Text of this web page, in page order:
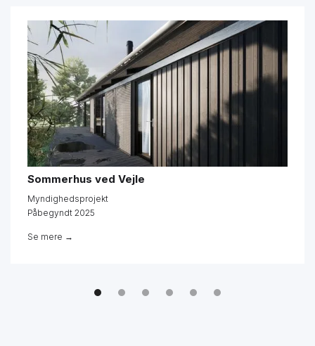
Sommerhus ved Vejle
Myndighedsprojekt
Påbegyndt 2025
Se mere →